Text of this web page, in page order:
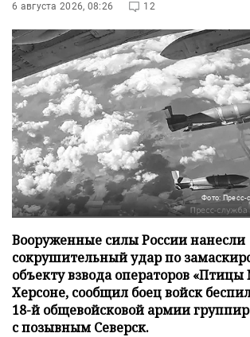
6 августа 2026, 08:26 12
Фото:
Вооруженные силы России нанесли
сокрушительный удар по
объекту взвода операторов «Птицы
Херсоне, сообщил боец войск
18-й общевойсковой армии
с позывным Северск.